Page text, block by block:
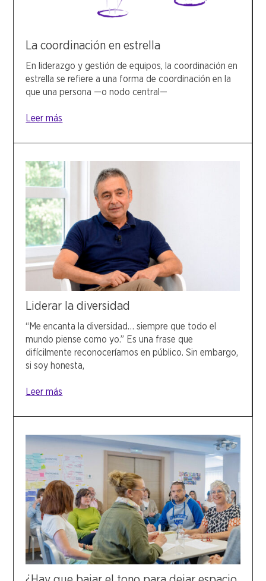
La coordinación en estrella
En liderazgo y gestión de equipos, la coordinación en
estrella se refiere a una forma de coordinación en la
que una persona —o nodo central—
Leer más
Liderar la diversidad
“Me encanta la diversidad… siempre que todo el
mundo piense como yo.” Es una frase que
difícilmente reconoceríamos en público. Sin embargo,
si soy honesta,
Leer más